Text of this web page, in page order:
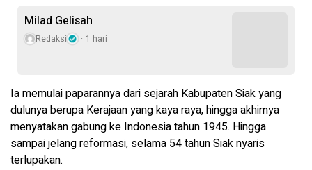
Milad Gelisah
Redaksi 1 hari
Ia memulai paparannya dari sejarah Kabupaten Siak yang
dulunya berupa Kerajaan yang kaya raya, hingga akhirnya
menyatakan gabung ke Indonesia tahun 1945. Hingga
sampai jelang reformasi, selama 54 tahun Siak nyaris
terlupakan.